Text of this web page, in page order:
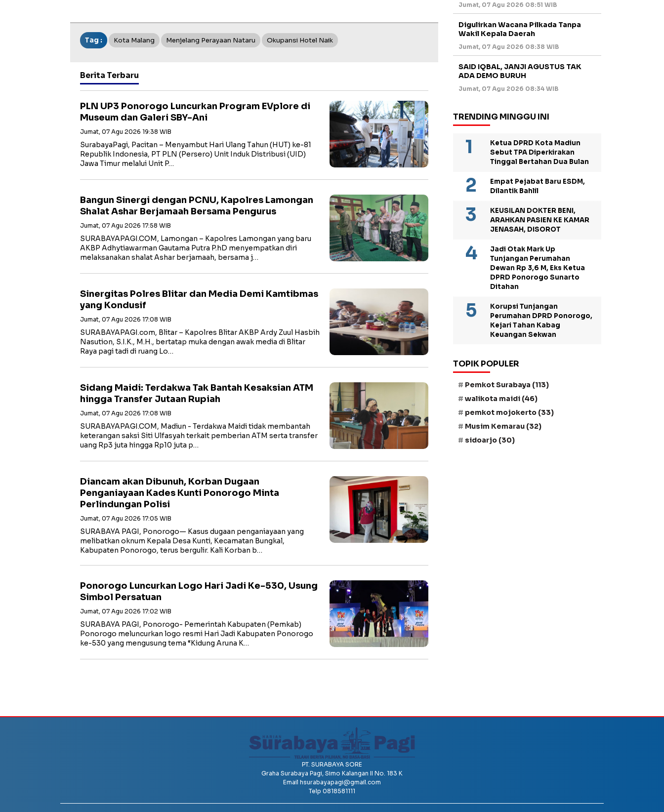
Tag : Kota Malang Menjelang Perayaan Nataru Okupansi Hotel Naik
Berita Terbaru
PLN UP3 Ponorogo Luncurkan Program EVplore di
Museum dan Galeri SBY-Ani
Jumat, 07 Agu 2026 19:38 WIB
SurabayaPagi, Pacitan – Menyambut Hari Ulang Tahun (HUT) ke-81
Republik Indonesia, PT PLN (Persero) Unit Induk Distribusi (UID)
Jawa Timur melalui Unit P…
Bangun Sinergi dengan PCNU, Kapolres Lamongan
Shalat Ashar Berjamaah Bersama Pengurus
Jumat, 07 Agu 2026 17:58 WIB
SURABAYAPAGI.COM, Lamongan – Kapolres Lamongan yang baru
AKBP Adhytiawarman Gautama Putra P.hD menyempatkan diri
melaksanakan shalat Ashar berjamaah, bersama j…
Sinergitas Polres Blitar dan Media Demi Kamtibmas
yang Kondusif
Jumat, 07 Agu 2026 17:08 WIB
SURABAYAPAGI.com, Blitar – Kapolres Blitar AKBP Ardy Zuul Hasbih
Nasution, S.I.K., M.H., bertatap muka dengan awak media di Blitar
Raya pagi tadi di ruang Lo…
Sidang Maidi: Terdakwa Tak Bantah Kesaksian ATM
hingga Transfer Jutaan Rupiah
Jumat, 07 Agu 2026 17:08 WIB
‎SURABAYAPAGI.COM, Madiun - Terdakwa Maidi tidak membantah
keterangan saksi Siti Ulfasyah terkait pemberian ATM serta transfer
uang Rp3 juta hingga Rp10 juta p…
Diancam akan Dibunuh, Korban Dugaan
Penganiayaan Kades Kunti Ponorogo Minta
Perlindungan Polisi
Jumat, 07 Agu 2026 17:05 WIB
SURABAYA PAGI, Ponorogo— Kasus dugaan penganiayaan yang
melibatkan oknum Kepala Desa Kunti, Kecamatan Bungkal,
Kabupaten Ponorogo, terus bergulir. Kali Korban b…
Ponorogo Luncurkan Logo Hari Jadi Ke-530, Usung
Simbol Persatuan
Jumat, 07 Agu 2026 17:02 WIB
SURABAYA PAGI, Ponorogo- Pemerintah Kabupaten (Pemkab)
Ponorogo meluncurkan logo resmi Hari Jadi Kabupaten Ponorogo
ke-530 yang mengusung tema “Kidung Aruna K…
Jumat, 07 Agu 2026 08:51 WIB
Digulirkan Wacana Pilkada Tanpa
Wakil Kepala Daerah
Jumat, 07 Agu 2026 08:38 WIB
SAID IQBAL, JANJI AGUSTUS TAK
ADA DEMO BURUH
Jumat, 07 Agu 2026 08:34 WIB
TRENDING MINGGU INI
Ketua DPRD Kota Madiun
Sebut TPA Diperkirakan
Tinggal Bertahan Dua Bulan
Empat Pejabat Baru ESDM,
Dilantik Bahlil
KEUSILAN DOKTER BENI,
ARAHKAN PASIEN KE KAMAR
JENASAH, DISOROT
Jadi Otak Mark Up
Tunjangan Perumahan
Dewan Rp 3,6 M, Eks Ketua
DPRD Ponorogo Sunarto
Ditahan
Korupsi Tunjangan
Perumahan DPRD Ponorogo,
Kejari Tahan Kabag
Keuangan Sekwan
TOPIK POPULER
Pemkot Surabaya (113)
walikota maidi (46)
pemkot mojokerto (33)
Musim Kemarau (32)
sidoarjo (30)
PT. SURABAYA SORE
Graha Surabaya Pagi, Simo Kalangan II No. 183 K
Email hsurabayapagi@gmail.com
Telp 0818581111